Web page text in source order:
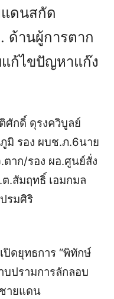
ดนสกัด
ด้านผู้การตาก
ก้ไขปัญหาแก๊ง
ศักดิ์ ดุรงควิบูลย์
รอง ผบช.ภ.6นาย
าก/รอง ผอ.ศูนย์สั่ง
.สัมฤทธิ์ เอมกมล
รมศิริ
ปิดยุทธการ “พิทักษ์
บปรามการลักลอบ
ายแดน